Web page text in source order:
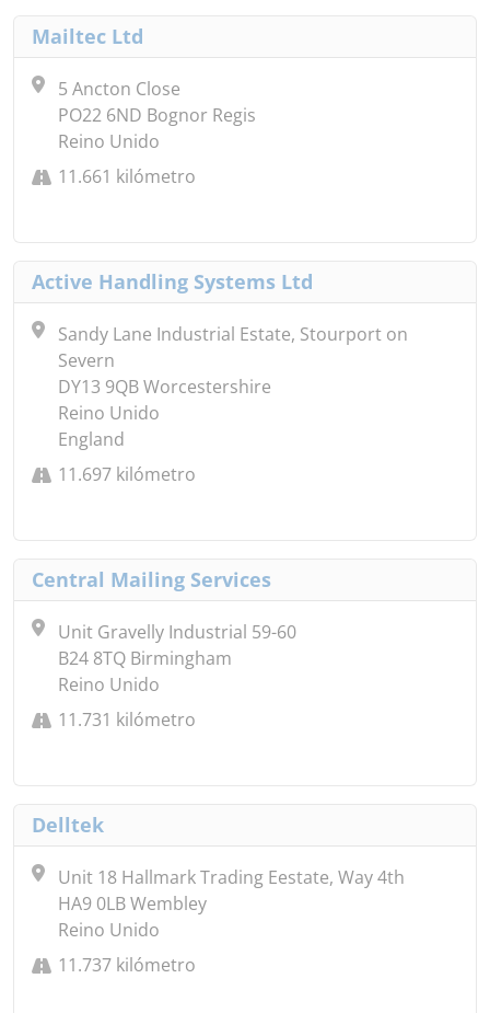
Mailtec Ltd
5 Ancton Close
PO22 6ND Bognor Regis
Reino Unido
11.661 kilómetro
Active Handling Systems Ltd
Sandy Lane Industrial Estate, Stourport on
Severn
DY13 9QB Worcestershire
Reino Unido
England
11.697 kilómetro
Central Mailing Services
Unit Gravelly Industrial 59-60
B24 8TQ Birmingham
Reino Unido
11.731 kilómetro
Delltek
Unit 18 Hallmark Trading Eestate, Way 4th
HA9 0LB Wembley
Reino Unido
11.737 kilómetro